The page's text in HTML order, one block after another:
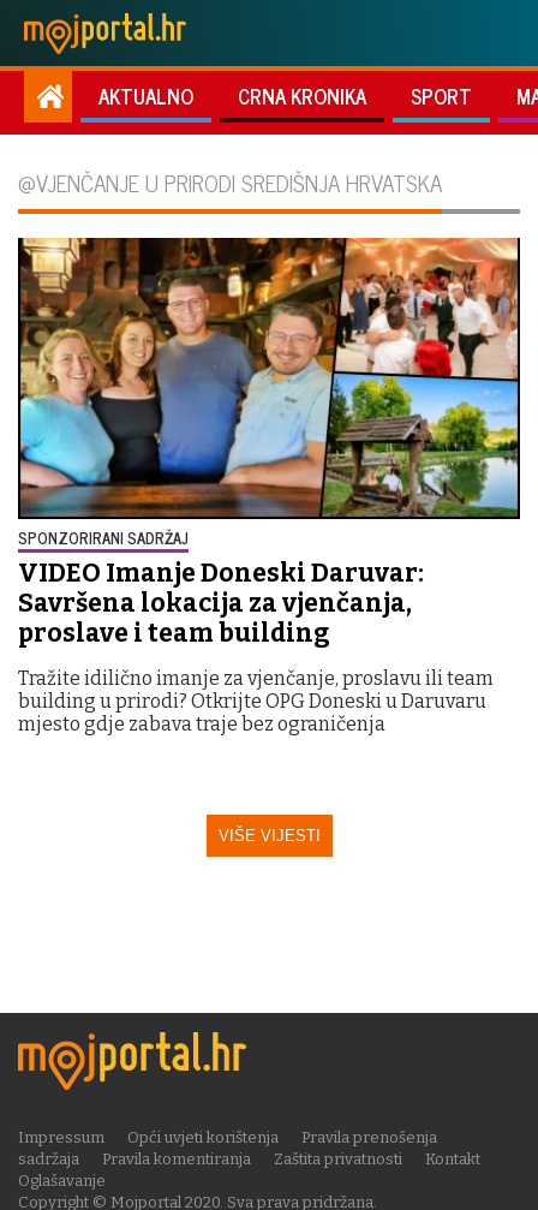
AKTUALNO CRNA KRONIKA SPORT
@VJENČANJE U PRIRODI SREDIŠNJA HRVATSKA
SPONZORIRANI SADRŽAJ
VIDEO Imanje Doneski Daruvar:
Savršena lokacija za vjenčanja,
proslave i team building
Tražite idilično imanje za vjenčanje, proslavu ili team
building u prirodi? Otkrijte OPG Doneski u Daruvaru
mjesto gdje zabava traje bez ograničenja
VIŠE VIJESTI
Copyright © Mojportal 2020. Sva prava pridržana.
Impressum Opći uvjeti korištenja
Pravila prenošenja
sadržaja
Pravila komentiranja Zaštita privatnosti
Kontakt
Oglašavanje